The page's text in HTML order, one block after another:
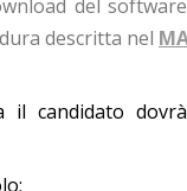
del
descritta nel
il candidato